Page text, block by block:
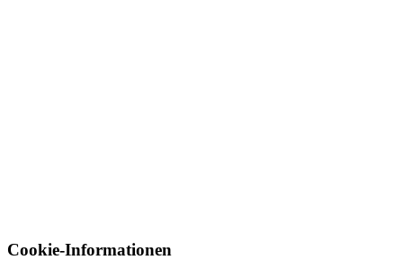
Cookie-Informationen